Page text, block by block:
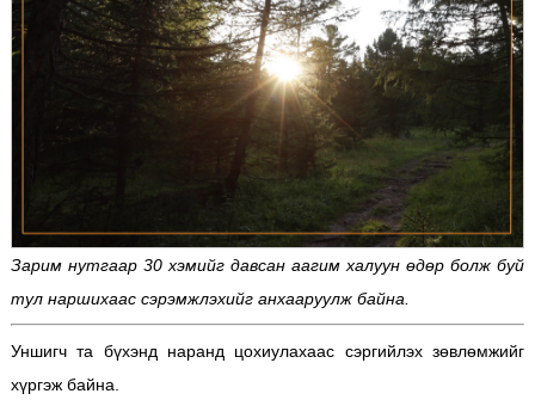
Зарим нутгаар 30 хэмийг давсан аагим халуун өдөр болж буй
тул наршихаас сэрэмжлэхийг анхааруулж байна.
Уншигч та бүхэнд наранд цохиулахаас сэргийлэх зөвлөмжийг
хүргэж байна.